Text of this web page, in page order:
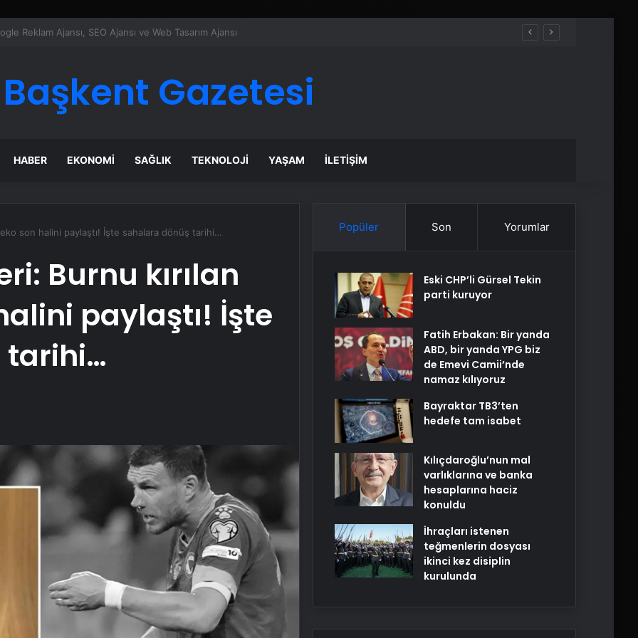
Dijital Taşımacılık Yazılımı
Başkent Gazetesi
HABER EKONOMI SAĞLIK TEKNOLOJI YAŞAM İLETIŞIM
son halini paylaştı! İşte sahalara dönüş tarihi…
Burnu kırılan
paylaştı! İşte
tarihi…
Popüler Son Yorumlar
Eski CHP’li Gürsel Tekin
parti kuruyor
Fatih Erbakan: Bir yanda
ABD, bir yanda YPG biz
de Emevi Camii’nde
namaz kılıyoruz
Bayraktar TB3’ten
hedefe tam isabet
Kılıçdaroğlu’nun mal
varlıklarına ve banka
hesaplarına haciz
konuldu
İhraçları istenen
teğmenlerin dosyası
ikinci kez disiplin
kurulunda